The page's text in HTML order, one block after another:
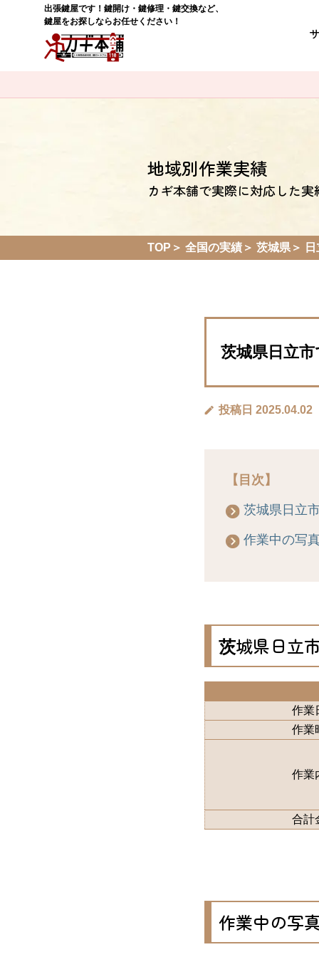
出張鍵屋です！鍵開け・鍵修理・鍵交換など、
鍵屋をお探しならお任せください！
地域別作業実績
カギ本舗で実際に対応した
TOP 全国の実績 茨城県
茨城県日立
投稿日 2025.04.02
【目次】
茨城県日立
作業中の写
茨城県日立
作業
作業
作業
合計
作業中の写